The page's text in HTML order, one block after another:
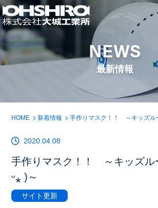
NEWS
最新情報
HOME 新着情報 手作りマスク！！ ～キッズル
2020.04.08
手作りマスク！！ ～キッズル
ᵕ⁎ )～
サイト更新